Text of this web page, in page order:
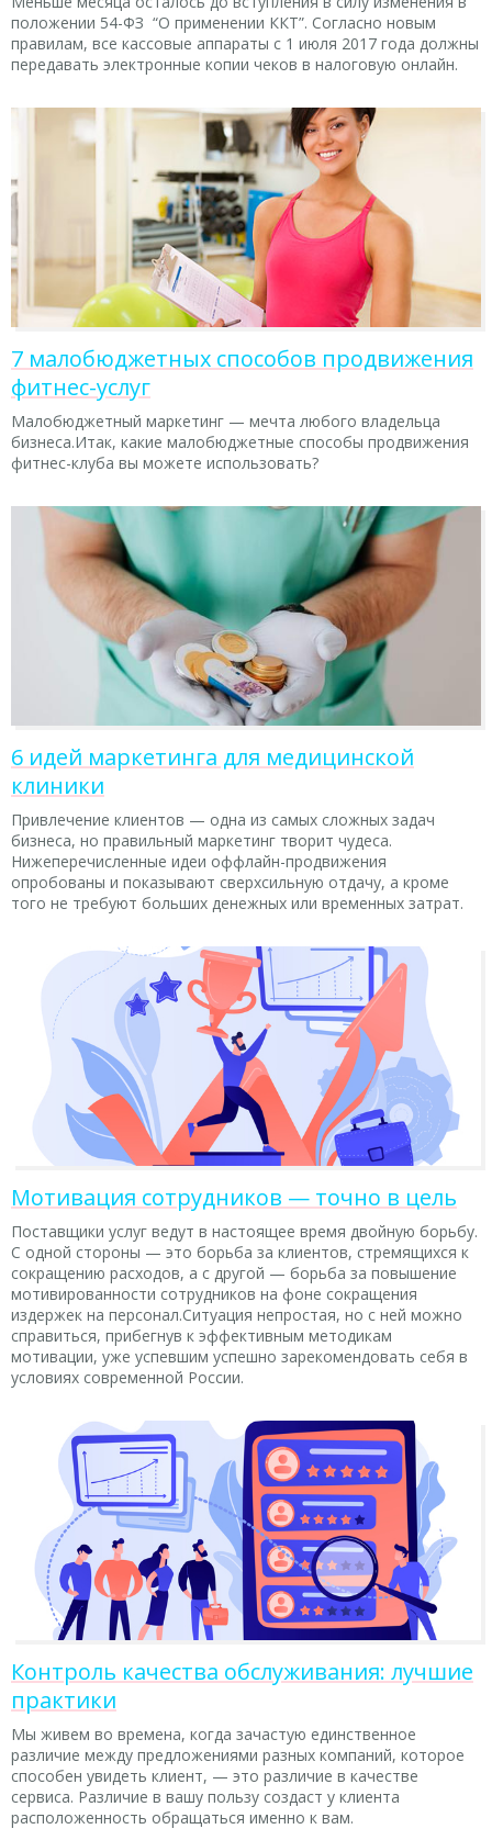
положении 54-ФЗ “О применении ККТ”. Согласно новым
правилам, все кассовые аппараты с 1 июля 2017 года должны
передавать электронные копии чеков в налоговую онлайн.
7 малобюджетных способов продвижения
фитнес-услуг
Малобюджетный маркетинг — мечта любого владельца
бизнеса.Итак, какие малобюджетные способы продвижения
фитнес-клуба вы можете использовать?
6 идей маркетинга для медицинской
клиники
Привлечение клиентов — одна из самых сложных задач
бизнеса, но правильный маркетинг творит чудеса.
Нижеперечисленные идеи оффлайн-продвижения
опробованы и показывают сверхсильную отдачу, а кроме
того не требуют больших денежных или временных затрат.
Мотивация сотрудников — точно в цель
Поставщики услуг ведут в настоящее время двойную борьбу.
С одной стороны — это борьба за клиентов, стремящихся к
сокращению расходов, а с другой — борьба за повышение
мотивированности сотрудников на фоне сокращения
издержек на персонал.Ситуация непростая, но с ней можно
справиться, прибегнув к эффективным методикам
мотивации, уже успевшим успешно зарекомендовать себя в
условиях современной России.
Контроль качества обслуживания: лучшие
практики
Мы живем во времена, когда зачастую единственное
различие между предложениями разных компаний, которое
способен увидеть клиент, — это различие в качестве
сервиса. Различие в вашу пользу создаст у клиента
расположенность обращаться именно к вам.